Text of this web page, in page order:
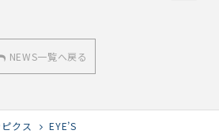
NEWS一覧へ戻る
クス EYE’S